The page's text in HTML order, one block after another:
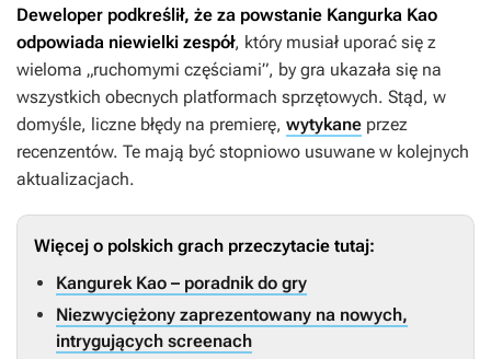
Deweloper podkreślił, że za powstanie Kangurka Kao
odpowiada niewielki zespół, który musiał uporać się z
wieloma „ruchomymi częściami”, by gra ukazała się na
wszystkich obecnych platformach sprzętowych. Stąd, w
domyśle, liczne błędy na premierę, wytykane przez
recenzentów. Te mają być stopniowo usuwane w kolejnych
aktualizacjach.
Więcej o polskich grach przeczytacie tutaj:
Kangurek Kao – poradnik do gry
Niezwyciężony zaprezentowany na nowych,
intrygujących screenach